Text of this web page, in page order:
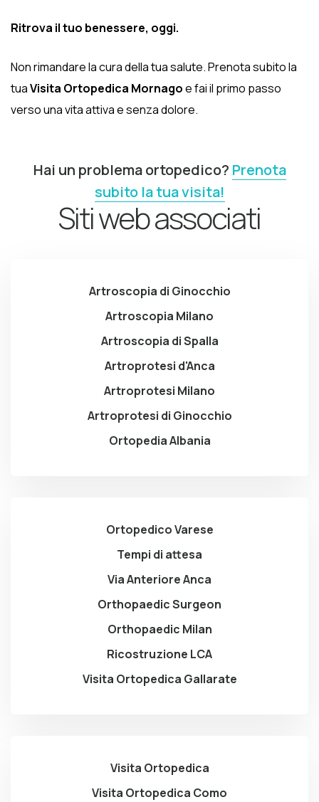
Ritrova il tuo benessere, oggi.
Non rimandare la cura della tua salute. Prenota subito la
tuaVisita Ortopedica Mornagoe fai il primo passo
verso una vita attiva e senza dolore.
Hai un problema ortopedico? Prenota
subito la tua visita!
Siti web associati
Artroscopia di Ginocchio
Artroscopia Milano
Artroscopia di Spalla
Artroprotesi d'Anca
Artroprotesi Milano
Artroprotesi di Ginocchio
Ortopedia Albania
Ortopedico Varese
Tempi di attesa
Via Anteriore Anca
Orthopaedic Surgeon
Orthopaedic Milan
Ricostruzione LCA
Visita Ortopedica Gallarate
Visita Ortopedica
Visita Ortopedica Como